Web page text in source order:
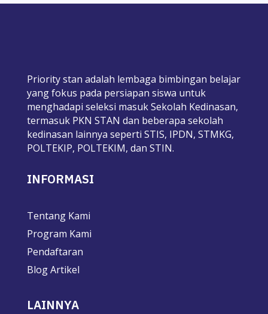
Priority stan adalah lembaga bimbingan belajar
yang fokus pada persiapan siswa untuk
menghadapi seleksi masuk Sekolah Kedinasan,
termasuk PKN STAN dan beberapa sekolah
kedinasan lainnya seperti STIS, IPDN, STMKG,
POLTEKIP, POLTEKIM, dan STIN.
INFORMASI
Tentang Kami
Program Kami
Pendaftaran
Blog Artikel
LAINNYA